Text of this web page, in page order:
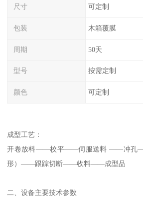
尺寸 可定制
包装 木箱覆膜
周期 50天
型号 按需定制
颜色 可定制
成型工艺：
开卷放料——校平——伺服送料 ——冲孔
形）——跟踪切断——收料——成型品
二、设备主要技术参数